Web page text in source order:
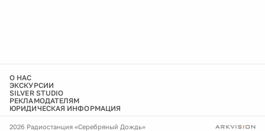
О НАС
ЭКСКУРСИИ
SILVER STUDIO
РЕКЛАМОДАТЕЛЯМ
ЮРИДИЧЕСКАЯ ИНФОРМАЦИЯ
2026 Радиостанция «Серебряный Дождь»